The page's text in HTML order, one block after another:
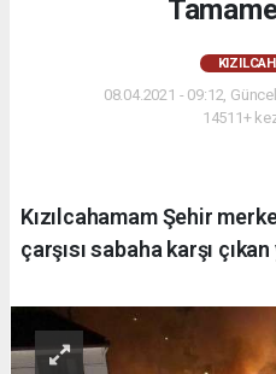
08.04.2021 - 09:12,
14511+
Kızılcahamam Şehir
çarşısı sabaha karşı